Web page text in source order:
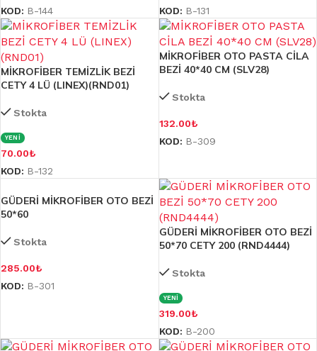
KOD: B-144
KOD: B-131
MİKROFİBER TEMİZLİK BEZİ
CETY 4 LÜ (LINEX)(RND01)
Stokta
YENİ
70.00₺
KOD: B-132
MİKROFİBER OTO PASTA CİLA
BEZİ 40*40 CM (SLV28)
Stokta
132.00₺
KOD: B-309
GÜDERİ MİKROFİBER OTO BEZİ
50*60
Stokta
285.00₺
KOD: B-301
GÜDERİ MİKROFİBER OTO BEZİ
50*70 CETY 200 (RND4444)
Stokta
YENİ
319.00₺
KOD: B-200